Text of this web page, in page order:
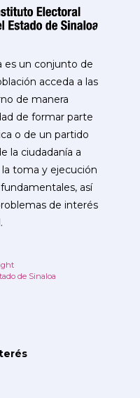
es un conjunto de
acceda a las
de manera
de formar parte
o de un partido
la ciudadanía a
toma y ejecución
así
de interés
de Sinaloa